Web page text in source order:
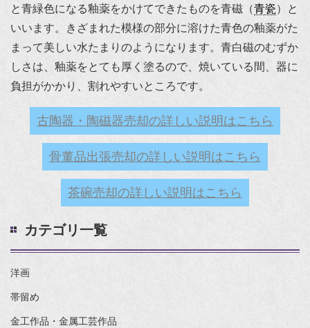
と青緑色になる釉薬をかけてできたものを青磁（青瓷）と
いいます。きざまれた模様の部分に溶けた青色の釉薬がた
まって美しい水たまりのようになります。青白磁のむずか
しさは、釉薬をとても厚く塗るので、焼いている間、器に
負担がかかり、割れやすいところです。
古陶器・陶磁器売却の詳しい説明はこちら
骨董品出張売却の詳しい説明はこちら
茶碗売却の詳しい説明はこちら
カテゴリ一覧
洋画
帯留め
金工作品・金属工芸作品